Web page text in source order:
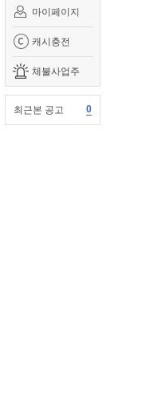
마이페이지
캐시충전
체불사업주
최근본 공고 0